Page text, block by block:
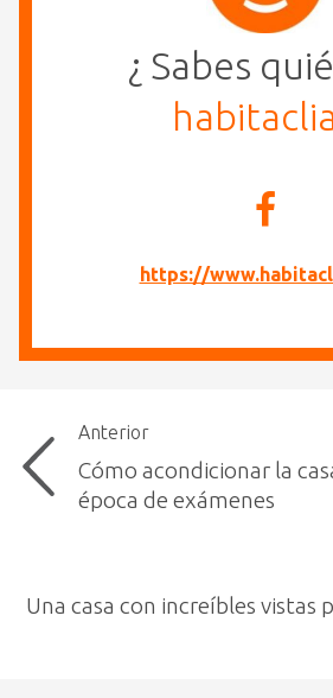
¿ Sabes
https://
Anterior
Cómo acondicionar la
época de exámenes
Una casa con increíbles vistas